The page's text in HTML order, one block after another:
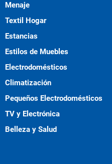
Menaje
Textil Hogar
Estancias
Estilos de Muebles
Electrodomésticos
Climatización
Pequeños Electrodomésticos
TV y Electrónica
Belleza y Salud